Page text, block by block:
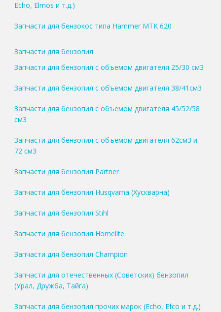
Echo, Elmos и т.д.)
Запчасти для бензокос типа Hammer MTK 620
Запчасти для бензопил
Запчасти для бензопил с объемом двигателя 25/30 см3
Запчасти для бензопил с объемом двигателя 38/41см3
Запчасти для бензопил с объемом двигателя 45/52/58
см3
Запчасти для бензопил с объемом двигателя 62см3 и
72 см3
Запчасти для бензопил Partner
Запчасти для бензопил Husqvarna (Хускварна)
Запчасти для бензопил Stihl
Запчасти для бензопил Homelite
Запчасти для бензопил Champion
Запчасти для отечественных (Советских) бензопил
(Урал, Дружба, Тайга)
Запчасти для бензопил прочих марок (Echo, Efco и т.д.)